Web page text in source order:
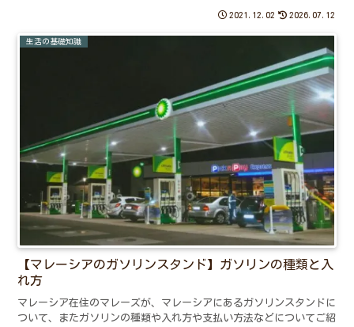
2021.12.02 2026.07.12
生活の基礎知識
【マレーシアのガソリンスタンド】ガソリンの種類と入
れ方
マレーシア在住のマレーズが、マレーシアにあるガソリンスタンドに
ついて、またガソリンの種類や入れ方や支払い方法などについてご紹